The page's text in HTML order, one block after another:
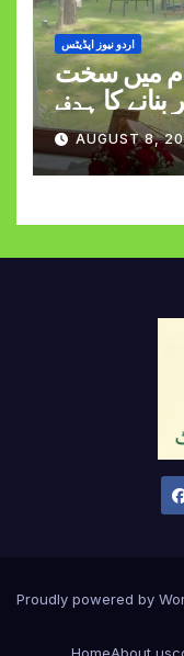
اردو نیوز اپڈیٹس
میں سخت
بنانے کا ہدف
AUGUST 8,
Proudly powered by
HomeAbout us